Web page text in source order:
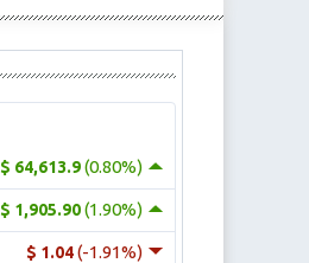
$ 64,613.9(0.80%)
$ 1,905.90(1.90%)
$ 1.04(-1.91%)